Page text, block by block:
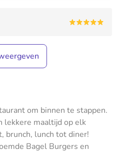
om binnen te stappen.
lekkere maaltijd op elk
brunch, lunch tot diner!
Bagel Burgers en